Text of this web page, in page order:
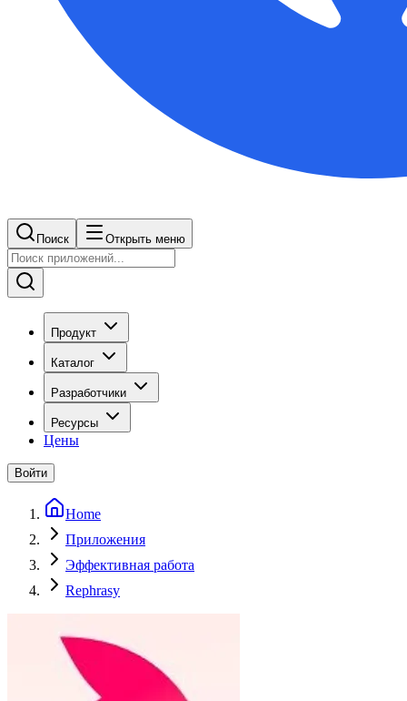
Поиск Открыть меню
Продукт
Каталог
Разработчики
Ресурсы
Цены
Войти
Home
Приложения
Эффективная работа
Rephrasy